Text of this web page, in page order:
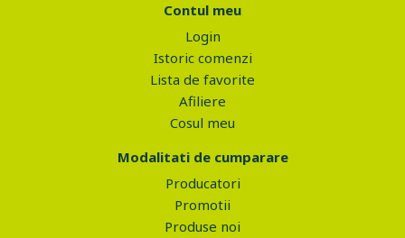
Contul meu
Login
Istoric comenzi
Lista de favorite
Afiliere
Cosul meu
Modalitati de cumparare
Producatori
Promotii
Produse noi